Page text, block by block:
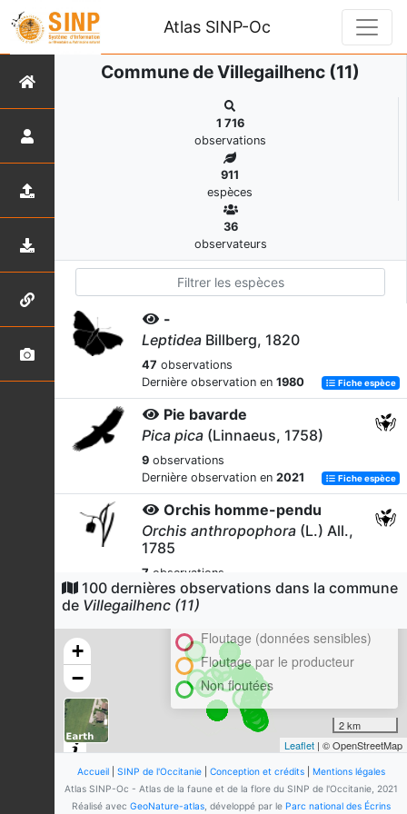
Atlas SINP-Oc
Commune de Villegailhenc (11)
1 716
observations
911
espèces
36
observateurs
-
Leptidea Billberg, 1820
47 observations
Dernière observation en 1980 Fiche espèce
Pie bavarde
Pica pica (Linnaeus, 1758)
9 observations
Dernière observation en 2021 Fiche espèce
Orchis homme-pendu
Orchis anthropophora (L.) All.,
1785
7 observations
Dernière observation en2021 Fiche espèce
Orchis purpurea Huds., 1762
observations
Dernière observation en
Tircis (Le)
(Linnaeus, 1758)
observations
Dernière observation en
100 dernières observations dans la commune
de Villegailhenc (11)
+
−
Cluster
Floutage (données sensibles)
Floutage par le producteur
Non floutées
2 km
Leaflet | © OpenStreetMap
Accueil| SINP de l'Occitanie| Conception et crédits| Mentions légales
Atlas SINP-Oc - Atlas de la faune et de la flore du SINP de l'Occitanie, 2021
Réalisé avec GeoNature-atlas, développé par le Parc national des Écrins